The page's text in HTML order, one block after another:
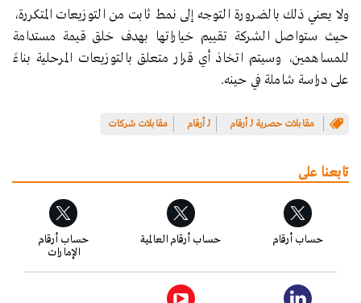
ولا يعني ذلك بالضرورة التوجه إلى نمط ثابت من التوزيعات المتكررة،
حيث ستواصل الشركة تقييم خياراتها بهدف خلق قيمة مستدامة
للمساهمين، وسيتم اتخاذ أي قرار متعلق بالتوزيعات المرحلية بناءً
على دراسة شاملة في حينه.
مقابلات حصرية لـ أرقام لـ أرقام مقابلات شركات
تابعنا على
حساب أرقام
الإمارات
حساب أرقام العالمية حساب أرقام